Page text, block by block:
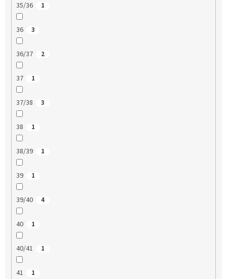
35/36 1
36 3
36/37 2
37 1
37/38 3
38 1
38/39 1
39 1
39/40 4
40 1
40/41 1
41 1